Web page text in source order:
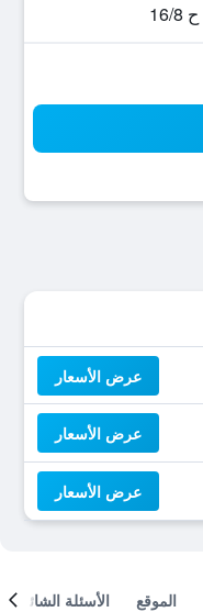
ح 16/8
عرض الأسعار
عرض الأسعار
عرض الأسعار
الموقع الأسئلة الشائعة